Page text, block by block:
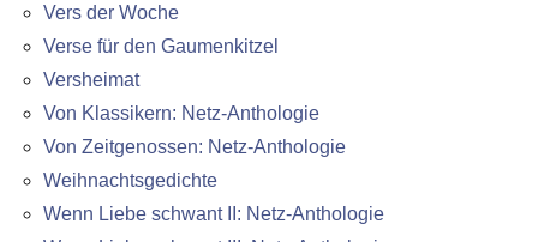
Vers der Woche
Verse für den Gaumenkitzel
Versheimat
Von Klassikern: Netz-Anthologie
Von Zeitgenossen: Netz-Anthologie
Weihnachtsgedichte
Wenn Liebe schwant II: Netz-Anthologie